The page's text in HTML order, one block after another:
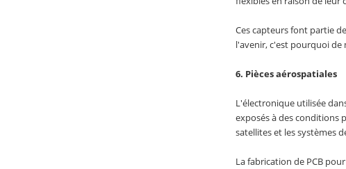
Ces capteurs font partie
l'avenir, c'est pourquoi de
6. Pièces aérospatiales
L'électronique utilisée
exposés à des conditions
satellites et les systèmes
La fabrication de PCB